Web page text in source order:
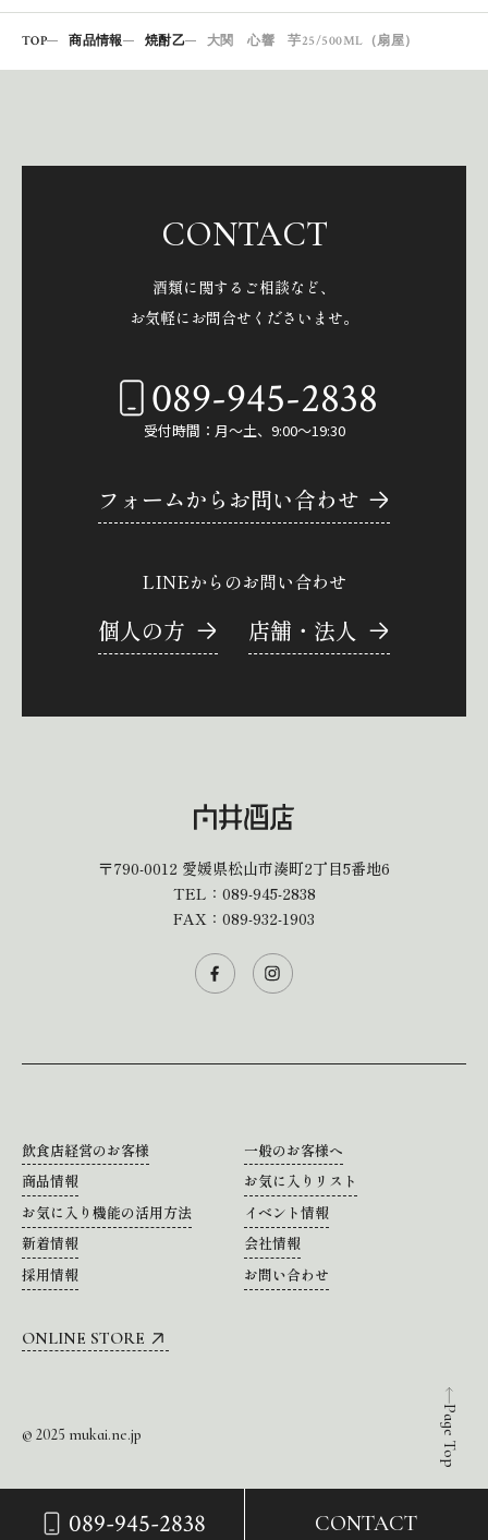
TOP 商品情報 焼酎乙 大関 心響 芋25/500ML（扇屋）
089-945-2838 CONTACT
Page Top
CONTACT
酒類に関するご相談など、
お気軽にお問合せくださいませ。
089-945-2838
受付時間：月～土、9:00～19:30
フォームからお問い合わせ
LINEからのお問い合わせ
個人の方 店舗・法人
〒790-0012 愛媛県松山市湊町2丁目5番地6
TEL： 089-945-2838
FAX：089-932-1903
飲食店経営のお客様
一般のお客様へ
商品情報
お気に入りリスト
お気に入り機能の活用方法
イベント情報
新着情報
会社情報
採用情報
お問い合わせ
ONLINE STORE
© 2025 mukai.ne.jp